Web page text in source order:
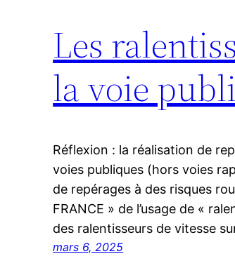
Les
la voie
Réflexion : la réalisation de
voies publiques (hors voies
de repérages à des risques
FRANCE » de l’usage de «
des ralentisseurs de vitesse
mars 6, 2025